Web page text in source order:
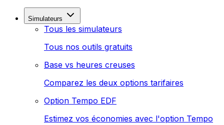
Simulateurs
Tous les simulateurs
Tous nos outils gratuits
Base vs heures creuses
Comparez les deux options tarifaires
Option Tempo EDF
Estimez vos économies avec l'option Tempo